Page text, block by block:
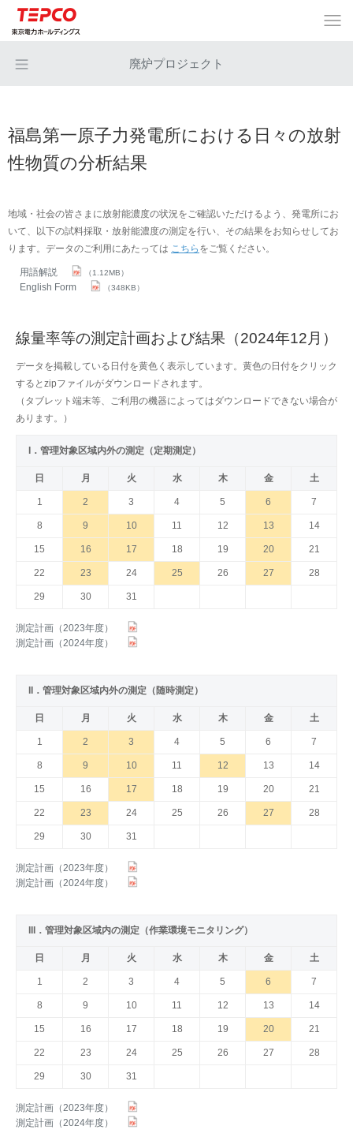
廃炉プロジェクト
福島第一原子力発電所における日々の放射
性物質の分析結果
地域・社会の皆さまに放射能濃度の状況をご確認いただけるよう、発電所にお
いて、以下の試料採取・放射能濃度の測定を行い、その結果をお知らせしてお
ります。データのご利用にあたっては こちら をご覧ください。
用語解説 （1.12MB）
English Form （348KB）
線量率等の測定計画および結果（2024年12月）
データを掲載している日付を黄色く表示しています。黄色の日付をクリック
するとzipファイルがダウンロードされます。
（タブレット端末等、ご利用の機器によってはダウンロードできない場合が
あります。）
I．管理対象区域内外の測定（定期測定）
日 月 火 水 木 金 土
1 2 3 4 5 6 7
8 9 10 11 12 13 14
15 16 17 18 19 20 21
22 23 24 25 26 27 28
29 30 31
測定計画（2023年度）
測定計画（2024年度）
II．管理対象区域内外の測定（随時測定）
日 月 火 水 木 金 土
1 2 3 4 5 6 7
8 9 10 11 12 13 14
15 16 17 18 19 20 21
22 23 24 25 26 27 28
29 30 31
測定計画（2023年度）
測定計画（2024年度）
III．管理対象区域内の測定（作業環境モニタリング）
日 月 火 水 木 金 土
1 2 3 4 5 6 7
8 9 10 11 12 13 14
15 16 17 18 19 20 21
22 23 24 25 26 27 28
29 30 31
測定計画（2023年度）
測定計画（2024年度）